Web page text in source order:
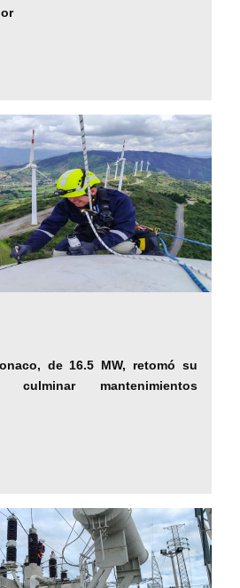
de 16.5 MW, retomó su
culminar mantenimientos